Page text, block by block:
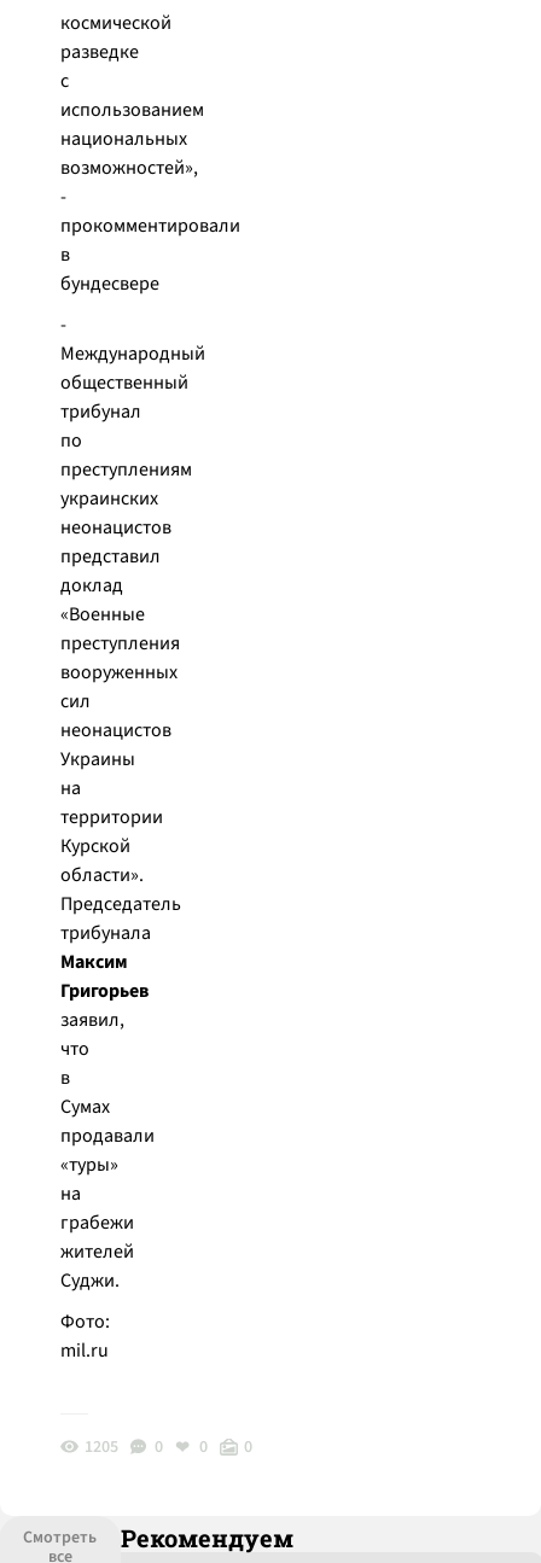
космической
разведке
с
использованием
национальных
возможностей»,
-
прокомментировали
в
бундесвере
-
Международный
общественный
трибунал
по
преступлениям
украинских
неонацистов
представил
доклад
«Военные
преступления
вооруженных
сил
неонацистов
Украины
на
территории
Курской
области».
Председатель
трибунала
Максим
Григорьев
заявил,
что
в
Сумах
продавали
«туры»
на
грабежи
жителей
Суджи.
Фото:
mil.ru
1205 0 0 0
Рекомендуем
Смотреть
все